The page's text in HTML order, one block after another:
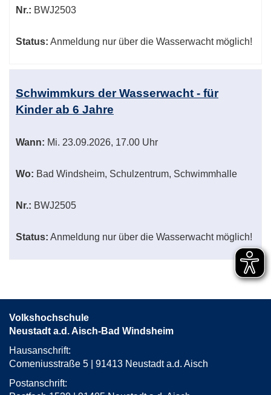
Nr.: BWJ2503
Status: Anmeldung nur über die Wasserwacht möglich!
Schwimmkurs der Wasserwacht - für
Kinder ab 6 Jahre
Wann: Mi. 23.09.2026, 17.00 Uhr
Wo: Bad Windsheim, Schulzentrum, Schwimmhalle
Nr.: BWJ2505
Status: Anmeldung nur über die Wasserwacht möglich!
Volkshochschule
Neustadt a.d. Aisch-Bad Windsheim
Hausanschrift:
Comeniusstraße 5 | 91413 Neustadt a.d. Aisch
Postanschrift: